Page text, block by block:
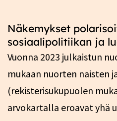
Näkemykset
sosiaalipolitiikan ja
Vuonna 2023 julkaistun
mukaan nuorten naisten
(rekisterisukupuolen
arvokartalla eroavat yhä